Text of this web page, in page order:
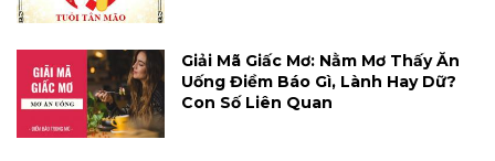
Giải Mã Giấc Mơ: Nằm Mơ Thấy Ăn
Uống Điềm Báo Gì, Lành Hay Dữ?
Con Số Liên Quan